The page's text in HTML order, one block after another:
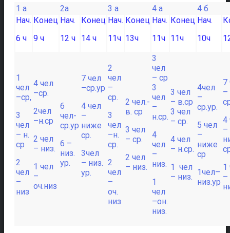
1 а
2а 3 а 4 а
4 б
Нач.
6 ч
Конец
9 ч
Нач.
12 ч
Конец
14 ч
Нач.
11ч
Конец
13ч
Нач.
11ч
Конец
11ч
Нач.
10ч
1
чел
–ср,
3
чел
– н.
ср
2
чел
–
низ
4 чел
–ср.
2чел
–н.ср
2 чел
– низ.
1 чел
–
оч.низ
6
чел-
ср.ур
6 –
низ.
ур.
7 чел
–ср.ур
4 чел
–
ниже
ср.
3чел
– низ.
ур.
2
чел
–
ср.
3
чел
–н.
ср.
2
чел
–
оч.
низ
2 чел.-
в. ср
3 чел
– ср.
2 чел
– низ.
3
чел
– ср
3
чел
–
н.ср.
4
чел
–
низ.
1
чел
–он.
низ.
3 чел
– в.ср
3 чел
– ср.
4 чел
– н.ср.
1 чел
– низ.
4чел
–
ср.ур.
5 чел
–
ниже
ср
1чел–
низ.ур
7
–
4
–
1
–